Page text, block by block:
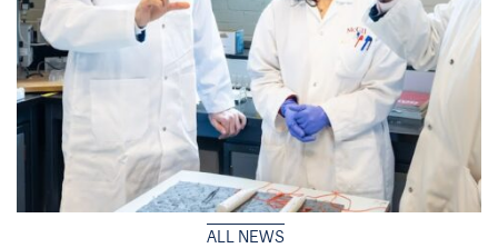
ALL NEWS